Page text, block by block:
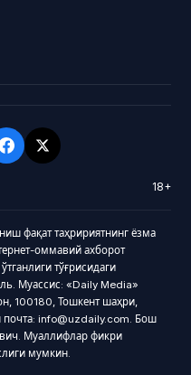
18+
фақат таҳририятнинг ёзма
оммавий ахборот
тўғрисидаги
Муассис: «Daily Media»
100180, Тошкент шаҳри,
почта: info@uzdaily.com. Бош
Муаллифлар фикри
мумкин.